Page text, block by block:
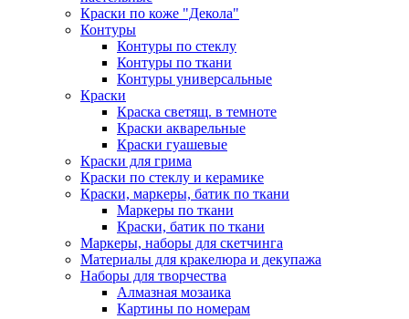
Краски по коже "Декола"
Контуры
Контуры по стеклу
Контуры по ткани
Контуры универсальные
Краски
Краска светящ. в темноте
Краски акварельные
Краски гуашевые
Краски для грима
Краски по стеклу и керамике
Краски, маркеры, батик по ткани
Маркеры по ткани
Краски, батик по ткани
Маркеры, наборы для скетчинга
Материалы для кракелюра и декупажа
Наборы для творчества
Алмазная мозаика
Картины по номерам